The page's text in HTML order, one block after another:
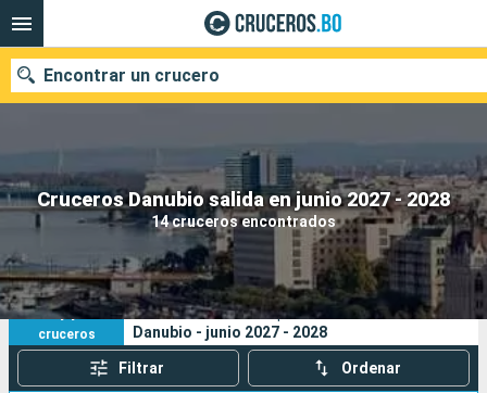
Cruceros Danubio salida en junio 2027 - 2028
14 cruceros encontrados
Encontrar un crucero
Nuestros destinos
Puertos Compañías
Buscar
14
cruceros
Sus criterios de búsqueda:
Danubio - junio 2027 - 2028
Filtrar Ordenar